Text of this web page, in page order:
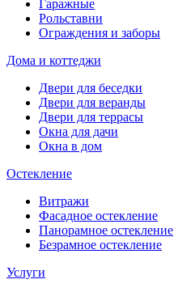
Гаражные
Рольставни
Ограждения и заборы
Дома и коттеджи
Двери для беседки
Двери для веранды
Двери для террасы
Окна для дачи
Окна в дом
Остекление
Витражи
Фасадное остекление
Панорамное остекление
Безрамное остекление
Услуги